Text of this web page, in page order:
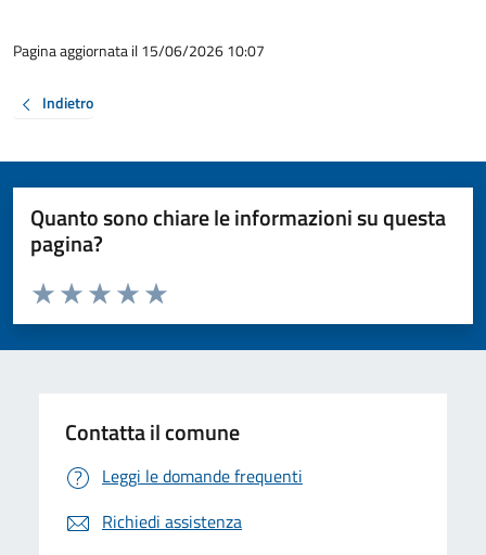
Pagina aggiornata il 15/06/2026 10:07
Indietro
Quanto sono chiare le informazioni su questa
pagina?
Valuta da 1 a 5 stelle la pagina
Valuta 5 stelle su 5
Valuta 4 stelle su 5
Valuta 3 stelle su 5
Valuta 2 stelle su 5
Valuta 1 stelle su 5
Contatta il comune
Leggi le domande frequenti
Richiedi assistenza